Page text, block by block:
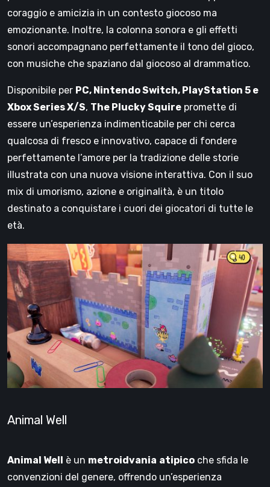
coraggio e amicizia in un contesto giocoso ma
emozionante. Inoltre, la colonna sonora e gli effetti
sonori accompagnano perfettamente il tono del gioco,
con musiche che spaziano dal giocoso al drammatico.
Disponibile per PC, Nintendo Switch, PlayStation 5 e
Xbox Series X/S, The Plucky Squire promette di
essere un’esperienza indimenticabile per chi cerca
qualcosa di fresco e innovativo, capace di fondere
perfettamente l’amore per la tradizione delle storie
illustrata con una nuova visione interattiva. Con il suo
mix di umorismo, azione e originalità, è un titolo
destinato a conquistare i cuori dei giocatori di tutte le
età.
Animal Well
Animal Well è un metroidvania atipico che sfida le
convenzioni del genere, offrendo un’esperienza